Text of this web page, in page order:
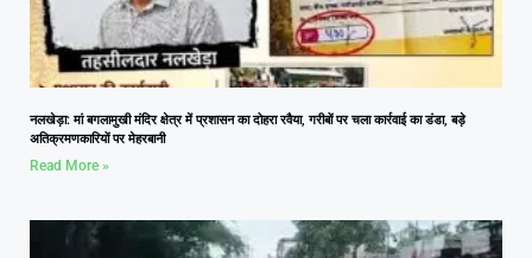
नलखेड़ा: मां बगलामुखी मंदिर क्षेत्र में प्रशासन का दोहरा रवैया, गरीबों पर चला कार्रवाई का डंडा, बड़े
अतिक्रमणकारियों पर मेहरबानी
Read More »